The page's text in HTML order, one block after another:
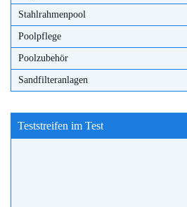
Stahlrahmenpool
Poolpflege
Poolzubehör
Sandfilteranlagen
Teststreifen im Test